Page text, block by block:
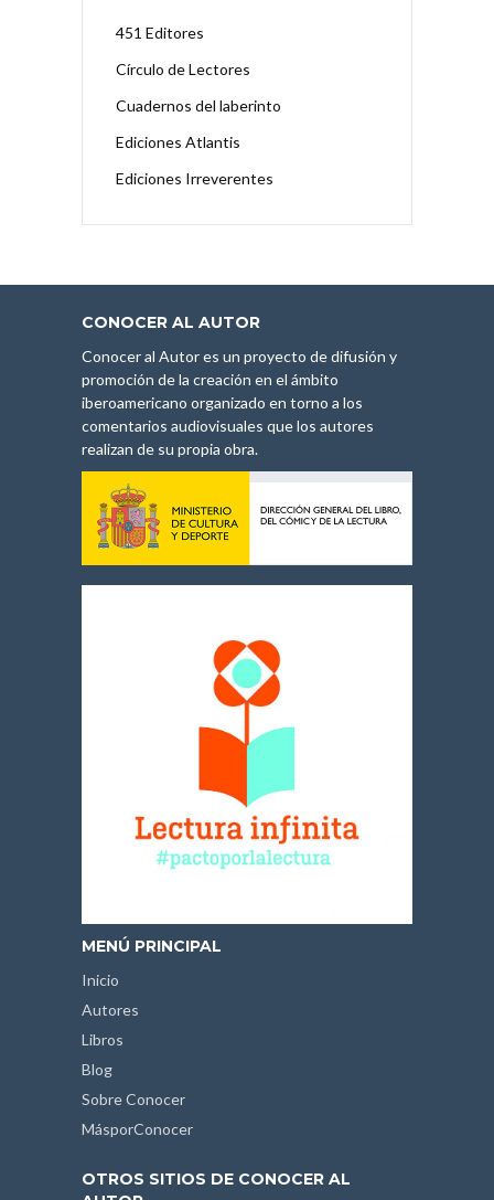
451 Editores
Círculo de Lectores
Cuadernos del laberinto
Ediciones Atlantis
Ediciones Irreverentes
CONOCER AL AUTOR
Conocer al Autor es un proyecto de difusión y
promoción de la creación en el ámbito
iberoamericano organizado en torno a los
comentarios audiovisuales que los autores
realizan de su propia obra.
MENÚ PRINCIPAL
Inicio
Autores
Libros
Blog
Sobre Conocer
MásporConocer
OTROS SITIOS DE CONOCER AL